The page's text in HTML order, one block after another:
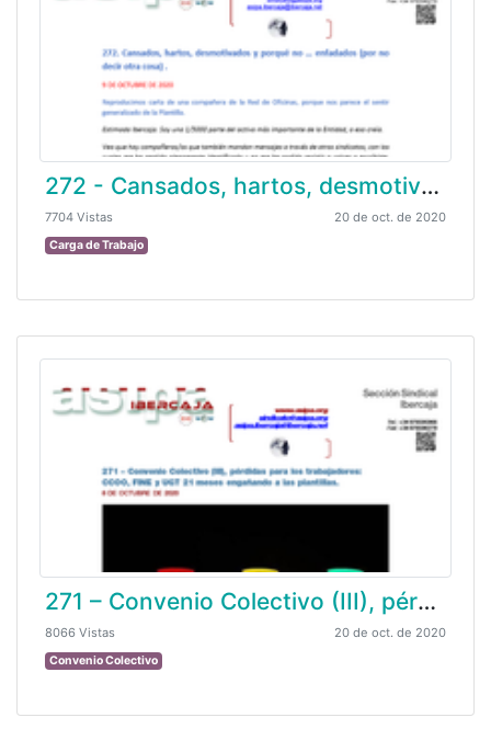
272 - Cansados, hartos, desmotivados y porqué no … enfadados (por no decir otra cosa)
7704 Vistas 20 de oct. de 2020
Carga de Trabajo
271 – Convenio Colectivo (III), pérdidas para los trabajadores: CCOO, FINE y UGT 21 meses engañando a las plantillas.
8066 Vistas 20 de oct. de 2020
Convenio Colectivo